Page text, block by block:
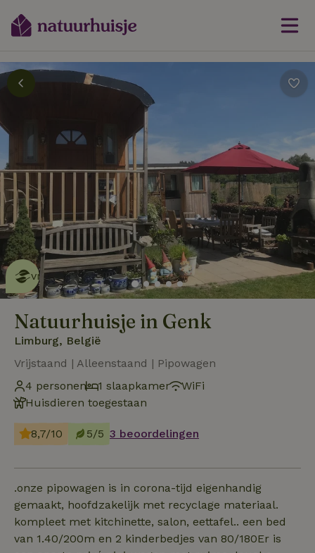
Dit natuurhuisje is eco-
vriendelijklees meer
Natuurhuisje in Genk
Limburg, België
Vrijstaand | Alleenstaand | Pipowagen
4 personen
1 slaapkamer
WiFi
Huisdieren toegestaan
8,7/10 5/5 3 beoordelingen
.onze pipowagen is in corona-tijd eigenhandig
gemaakt, hoofdzakelijk met recyclage materiaal.
kompleet met kitchinette, salon, eettafel.. een bed
van 1.40/200m en 2 kinderbedjes van 80/180Er is